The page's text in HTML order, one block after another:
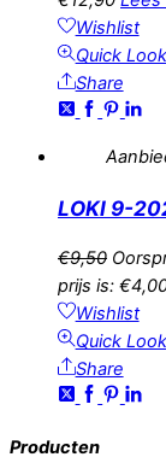
Wishlist
Quick Look
Share
LOKI 9-
€9,50
prijs is:
Wishlist
Quick Look
Share
Producten